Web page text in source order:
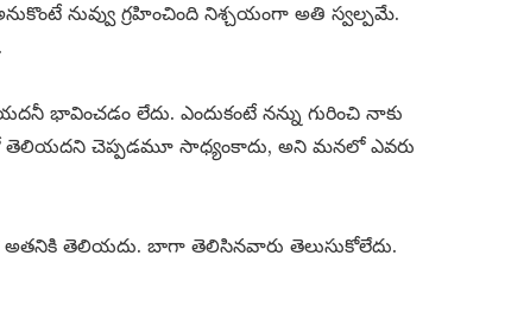
నువ్వు గ్రహించింది నిశ్చయంగా అతి స్వల్పమే.
భావించడం లేదు. ఎందుకంటే నన్ను గురించి నాకు
తెలియదని చెప్పడమూ సాధ్యంకాదు, అని మనలో ఎవరు
తెలియదు. బాగా తెలిసినవారు తెలుసుకోలేదు.